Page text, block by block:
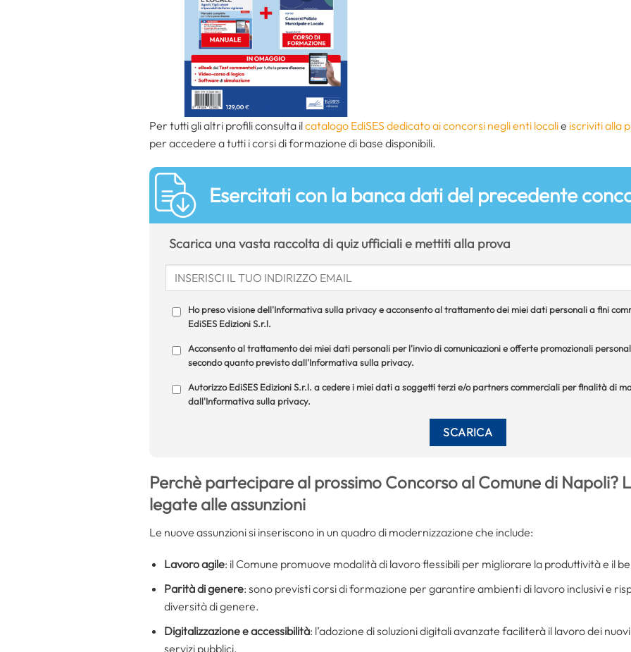
Per tutti gli altri profili consulta ilcatalogo EdiSES dedicato ai concorsi negli enti localie iscriviti alla
per accedere a tutti i corsi di formazione di base disponibili.
Esercitati con la banca dati del precedente
Scarica una vasta raccolta di quiz ufficiali e mettiti alla prova
Ho preso visione dell'Informativa sulla privacy e acconsento al trattamento dei miei dati personali a fini
EdiSES Edizioni S.r.l.
Acconsento al trattamento dei miei dati personali per l'invio di comunicazioni e offerte promozionali
secondo quanto previsto dall'Informativa sulla privacy.
Autorizzo EdiSES Edizioni S.r.l. a cedere i miei dati a soggetti terzi e/o partners commerciali per finalità di
dall'Informativa sulla privacy.
Perchè partecipare al prossimo Concorso al Comune di Napoli?
legate alle assunzioni
Le nuove assunzioni si inseriscono in un quadro di modernizzazione che include:
Lavoro agile: il Comune promuove modalità di lavoro flessibili per migliorare la produttività e il
Parità di genere: sono previsti corsi di formazione per garantire ambienti di lavoro inclusivi e
diversità di genere.
Digitalizzazione e accessibilità: l’adozione di soluzioni digitali avanzate faciliterà il lavoro dei
servizi pubblici.